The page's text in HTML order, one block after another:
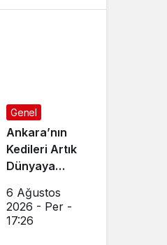
Genel
Ankara’nın
Kedileri Artık
Dünyaya
Tanıtılıyor
6 Ağustos
2026 - Per -
17:26